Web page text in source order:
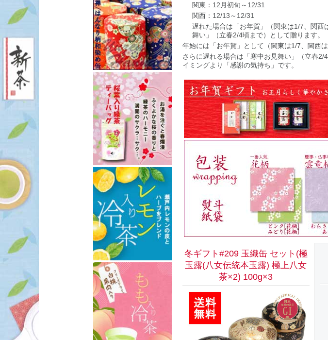
関東：12月初旬～12/31
関西：12/13～12/31
遅れた場合は「お年賀」（関東は1/7、関
舞い」（立春2/4頃まで）として贈ります。
年始には「お年賀」として（関東は1/7、関西は
さらに遅れる場合は「寒中お見舞い」（立春
イミングより「感謝の気持ち」です。
冬ギフト#209 玉織缶 セット(極
玉露(八女伝統本玉露) 極上八女
茶×2) 100g×3